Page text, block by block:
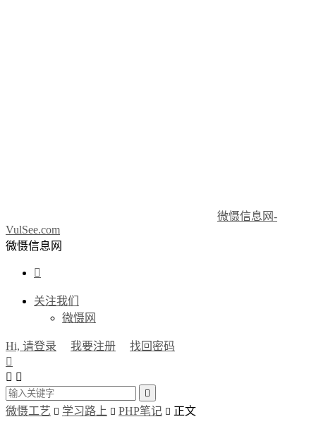
微慑信息网-
VulSee.com
微慑信息网

关注我们
微慑网
Hi, 请登录 我要注册
找回密码

 

微慑工艺  学习路上  PHP笔记  正文